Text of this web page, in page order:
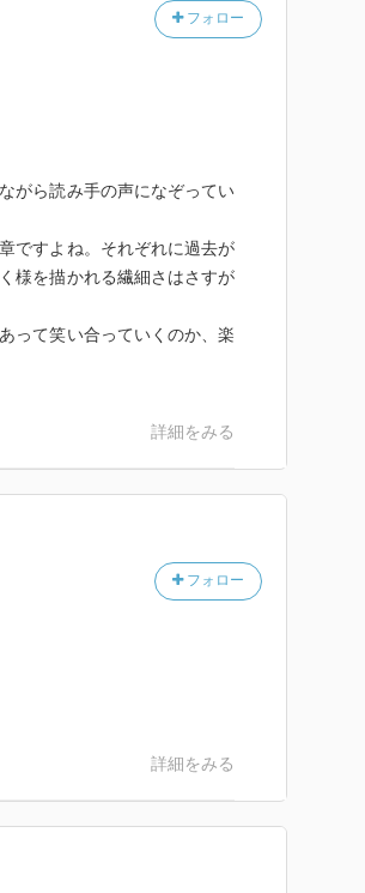
フォロー
がら読み手の声になぞってい
ですよね。それぞれに過去が
様を描かれる繊細さはさすが
って笑い合っていくのか、楽
詳細をみる
フォロー
詳細をみる